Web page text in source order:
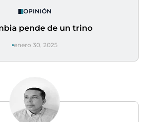
OPINIÓN
pende de un trino
enero 30, 2025